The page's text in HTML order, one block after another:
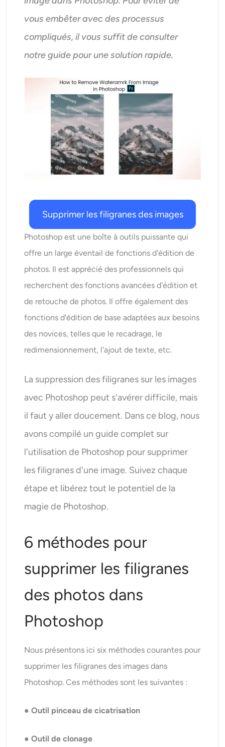
Générateur d’images stylisées par IA
Changeur de vêtements
Générateur de tirs à la tête Pro
Générateur de tirs à la tête IA
Créateur de photos d’identité
Outils vidéo
Effets vidéo
vous embêter avec des processus
compliqués, il vous suffit de consulter
notre guide pour une solution rapide.
Supprimer les filigranes des images
Photoshop est une boîte à outils puissante qui
offre un large éventail de fonctions d'édition de
photos. Il est apprécié des professionnels qui
recherchent des fonctions avancées d'édition et
de retouche de photos. Il offre également des
fonctions d'édition de base adaptées aux besoins
des novices, telles que le recadrage, le
redimensionnement, l'ajout de texte, etc.
La suppression des filigranes sur les images
avec Photoshop peut s'avérer difficile, mais
il faut y aller doucement. Dans ce blog, nous
avons compilé un guide complet sur
l'utilisation de Photoshop pour supprimer
les filigranes d'une image. Suivez chaque
étape et libérez tout le potentiel de la
magie de Photoshop.
6 méthodes pour
supprimer les filigranes
des photos dans
Photoshop
Nous présentons ici six méthodes courantes pour
supprimer les filigranes des images dans
Photoshop. Ces méthodes sont les suivantes :
● Outil pinceau de cicatrisation
● Outil de clonage